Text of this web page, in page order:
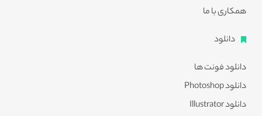
همکاری با ما
دانلود
دانلود فونت ها
دانلود Photoshop
دانلود Illustrator